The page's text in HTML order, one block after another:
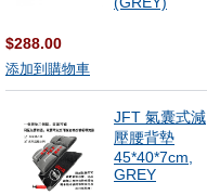
$288.00
添加到購物車
JFT 氣囊式減
壓腰背墊
45*40*7cm,
GREY